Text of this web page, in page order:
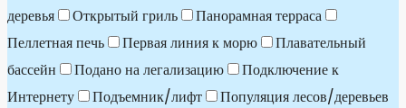
деревья
Открытый гриль
Панорамная терраса
Пеллетная печь
Первая линия к морю
Плавательный
бассейн
Подано на легализацию
Подключение к
Интернету
Подъемник/лифт
Популяция лесов/деревьев